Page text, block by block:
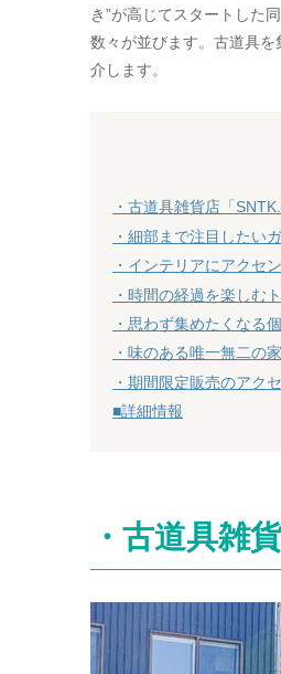
き”が高じてスタートした
数々が並びます。古道具
介します。
・古道具雑貨店「
・細部まで注目したい
・インテリアにアクセ
・時間の経過を楽しむ
・思わず集めたくなる
・味のある唯一無二の
・期間限定販売のアク
■詳細情報
・古道具雑